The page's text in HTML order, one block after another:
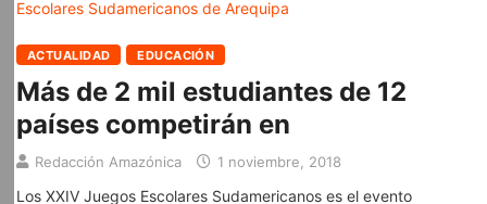
ACTUALIDAD EDUCACIÓN
Más de 2 mil estudiantes de 12
países competirán en
Redacción Amazónica 1 noviembre, 2018
Los XXIV Juegos Escolares Sudamericanos es el evento